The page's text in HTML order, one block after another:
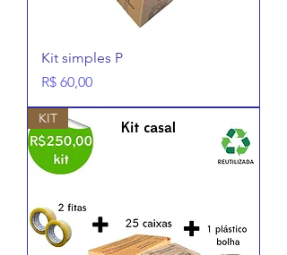
Kit simples P
Preço
R$ 60,00
KIT